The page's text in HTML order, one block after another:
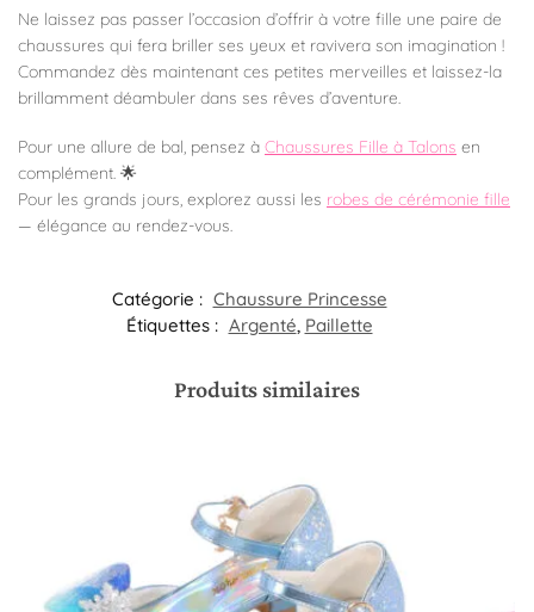
Ne laissez pas passer l’occasion d’offrir à votre fille une paire de
chaussures qui fera briller ses yeux et ravivera son imagination !
Commandez dès maintenant ces petites merveilles et laissez-la
brillamment déambuler dans ses rêves d’aventure.
Pour une allure de bal, pensez à Chaussures Fille à Talons en
complément. 🌟
Pour les grands jours, explorez aussi les robes de cérémonie fille
— élégance au rendez-vous.
Catégorie : Chaussure Princesse
Étiquettes : Argenté, Paillette
Produits similaires